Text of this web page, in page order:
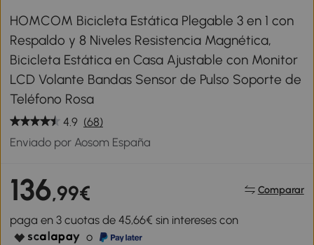
HOMCOM Bicicleta Estática Plegable 3 en 1 con
Respaldo y 8 Niveles Resistencia Magnética,
Bicicleta Estática en Casa Ajustable con Monitor
LCD Volante Bandas Sensor de Pulso Soporte de
Teléfono Rosa
4.9 (68)
Enviado por Aosom España
136,99€ Comparar
paga en 3 cuotas de 45,66€ sin intereses con
o